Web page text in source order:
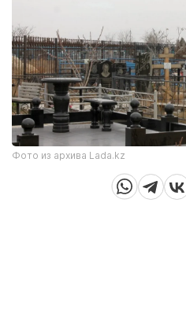
Фото из архива Lada.kz